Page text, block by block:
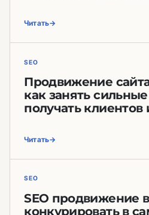
Читать
SEO
Продвижение
как занять
получать клиентов
Читать
SEO
SEO продвижение
конкурировать в